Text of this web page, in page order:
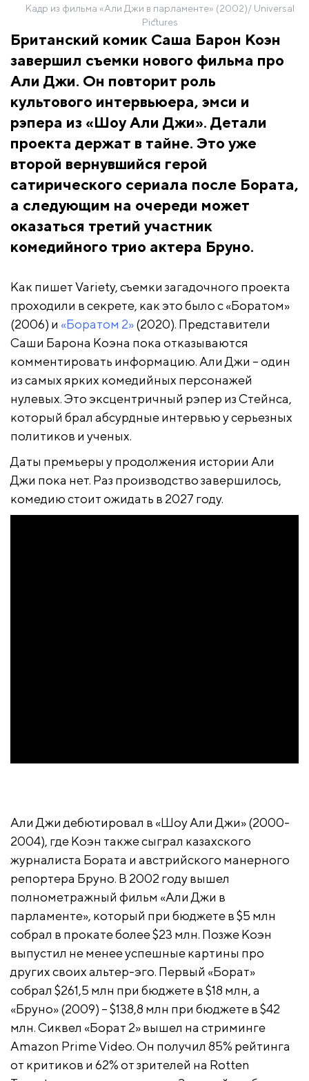
Кадр из фильма «Али Джи в парламенте» (2002)/ Universal
Pictures
Британский комик Саша Барон Коэн
завершил съемки нового фильма про
Али Джи. Он повторит роль
культового интервьюера, эмси и
рэпера из «Шоу Али Джи». Детали
проекта держат в тайне. Это уже
второй вернувшийся герой
сатирического сериала после Бората,
а следующим на очереди может
оказаться третий участник
комедийного трио актера Бруно.
Как пишет Variety, съемки загадочного проекта
проходили в секрете, как это было с «Боратом»
(2006) и «Боратом 2»(2020). Представители
Саши Барона Коэна пока отказываются
комментировать информацию. Али Джи –один
из самых ярких комедийных персонажей
нулевых. Этоэксцентричный рэпер из Стейнса,
который брал абсурдные интервью у серьезных
политиков и ученых.
Даты премьеры у продолжения истории Али
Джи пока нет. Раз производство завершилось,
комедию стоит ожидать в 2027 году.
Али Джи дебютировал в «Шоу Али Джи» (2000-
2004), где Коэн также сыграл казахского
журналиста Бората и австрийского манерного
репортера Бруно. В 2002 году вышел
полнометражный фильм «Али Джи в
парламенте», который при бюджете в $5 млн
собрал в прокате более $23 млн. Позже Коэн
выпустил не менее успешные картины про
других своих альтер-эго. Первый «Борат»
собрал $261,5 млн при бюджете в $18 млн, а
«Бруно» (2009) – $138,8 млн при бюджете в $42
млн. Сиквел «Борат 2» вышел на стриминге
Amazon Prime Video. Он получил 85% рейтинга
от критиков и 62% от зрителей на Rotten